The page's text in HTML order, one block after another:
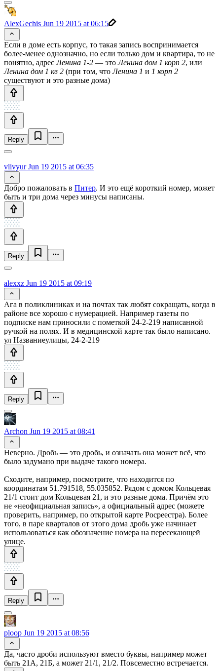
AlexGechis Jun 19 2015 at 06:15
Если в доме есть корпус, то такая запись воспринимается
более-менее однозначно, но если только дом и квартира, то не
понятно, адресЛенина 1-2 — этоЛенина дом 1 корп 2, или
Ленина дом 1 кв 2 (при том, чтоЛенина 1 и 1 корп 2
существуют и это разные дома)
Reply
vlivyurJun 19 2015 at 06:35
Добро пожаловать в Питер. И это ещё короткий номер, может
быть и три дома через минусы написаны.
Reply
alexxz Jun 19 2015 at 09:19
Ага в поликлиниках и на почтах так любят сокращать, когда в
районе все хорошо с нумерацией. Например газеты по
подписке нам приносили с пометкой 24-2-219 написанной
ручкой на полях. И в медицинской карте так было написано.
ул Названиеулицы, 24-2-219
Reply
Archon Jun 19 2015 at 08:41
Неверно. Дробь — это дробь, и означать она может всё, что
было задумано при выдаче такого номера.
Сходите, например, посмотрите, что находится по
координатам 51.791518, 55.035852. Рядом с домом Кольцевая
21/1 стоит дом Кольцевая 21, и это разные дома. Причём это
не «неофициальная запись», а официальный адрес (можете
проверить, например, по открытой карте Росреестра). Более
того, в паре кварталов от этого дома дробь уже начинает
использоваться как обозначение номера на пересекающей
улице.
Reply
ploop Jun 19 2015 at 08:56
Да, часто дроби используют вместо буквы, например может
быть 21А, 21Б, а может 21/1, 21/2. Повсеместно встречается.